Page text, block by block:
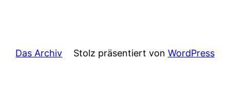
Das Archiv Stolz präsentiert von WordPress